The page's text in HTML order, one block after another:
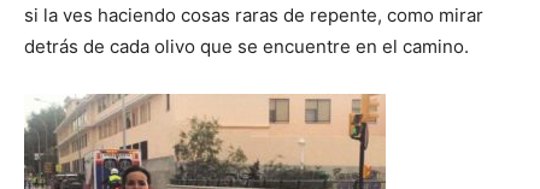
si la ves haciendo cosas raras de repente, como mirar
detrás de cada olivo que se encuentre en el camino.